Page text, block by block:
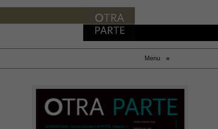
Menu ≡